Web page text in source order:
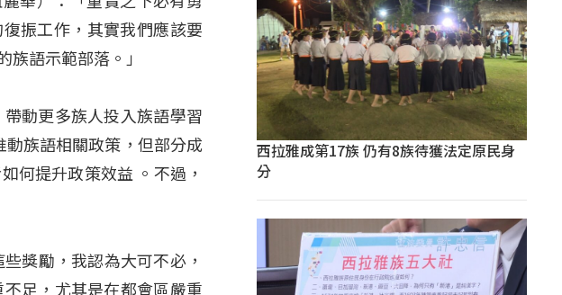
振工作，其實我們應該要
語示範部落。」
動更多族人投入族語學習
族語相關政策，但部分成
何提升政策效益 。不過，
獎勵，我認為大可不必，
足，尤其是在都會區嚴重
西拉雅成第17族 仍有8族待獲法定原民身
分